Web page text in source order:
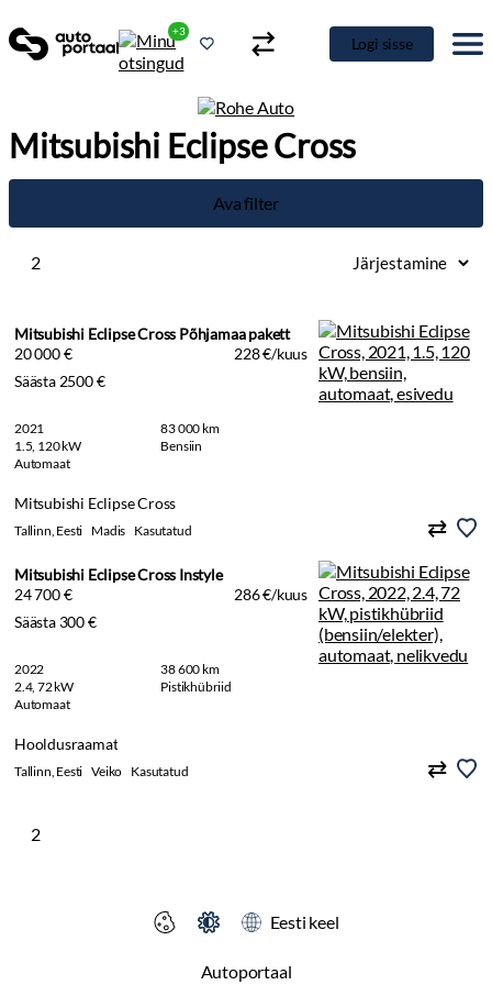
+3
Logi sisse
Mitsubishi Eclipse Cross
Ava filter
2
Mitsubishi Eclipse Cross Põhjamaa pakett
20 000 €
228 €/kuus
Säästa 2500 €
2021
83 000 km
1.5, 120 kW
Bensiin
Automaat
Mitsubishi Eclipse Cross
Tallinn, Eesti Madis Kasutatud
Mitsubishi Eclipse Cross Instyle
24 700 €
286 €/kuus
Säästa 300 €
2022
38 600 km
2.4, 72 kW
Pistikhübriid
Automaat
Hooldusraamat
Tallinn, Eesti Veiko Kasutatud
2
Autoportaal
Eesti keel